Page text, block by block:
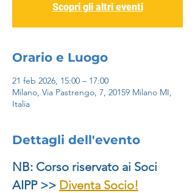
Scopri gli altri eventi
Orario e Luogo
21 feb 2026, 15:00 – 17:00
Milano, Via Pastrengo, 7, 20159 Milano MI,
Italia
Dettagli dell'evento
NB: Corso riservato ai Soci
AIPP >> Diventa Socio!